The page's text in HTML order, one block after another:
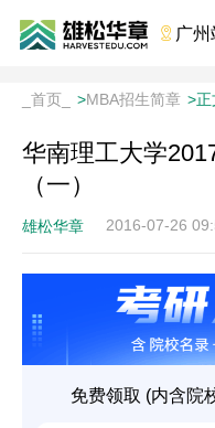
 广州
_首页_ >MBA招生简章 >正
华南理工大学
（一）
雄松华章 2016-07-26
免费领取 (内含院